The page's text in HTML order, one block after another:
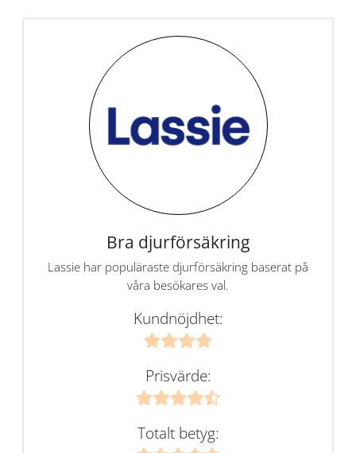
Bra djurförsäkring
Lassie har populäraste djurförsäkring baserat på
våra besökares val.
Kundnöjdhet:
Prisvärde:
Totalt betyg: